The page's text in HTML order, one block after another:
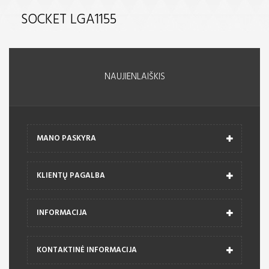
SOCKET LGA1155
NAUJIENLAIŠKIS
MANO PASKYRA
KLIENTŲ PAGALBA
INFORMACIJA
KONTAKTINĖ INFORMACIJA